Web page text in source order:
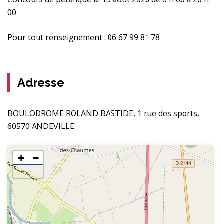
00
Pour tout renseignement : 06 67 99 81 78
Adresse
BOULODROME ROLAND BASTIDE, 1 rue des sports,
60570 ANDEVILLE
+ −